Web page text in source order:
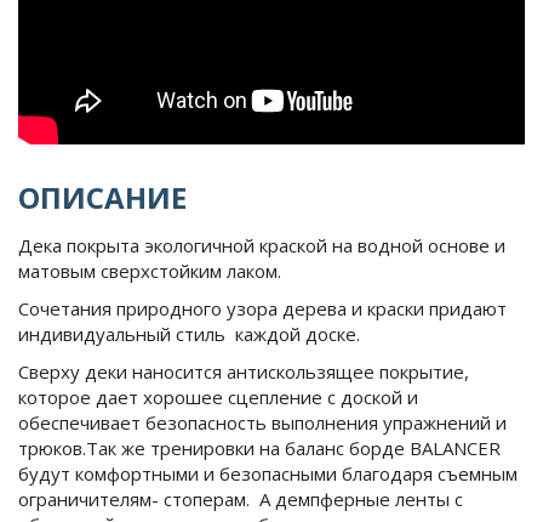
ОПИСАНИЕ
Дека покрыта экологичной краской на водной основе и
матовым сверхстойким лаком.
Сочетания природного узора дерева и краски придают
индивидуальный стиль каждой доске.
Сверху деки наносится антискользящее покрытие,
которое дает хорошее сцепление с доской и
обеспечивает безопасность выполнения упражнений и
трюков.Так же тренировки на баланс борде BALANCER
будут комфортными и безопасными благодаря съемным
ограничителям- стоперам. А демпферные ленты с